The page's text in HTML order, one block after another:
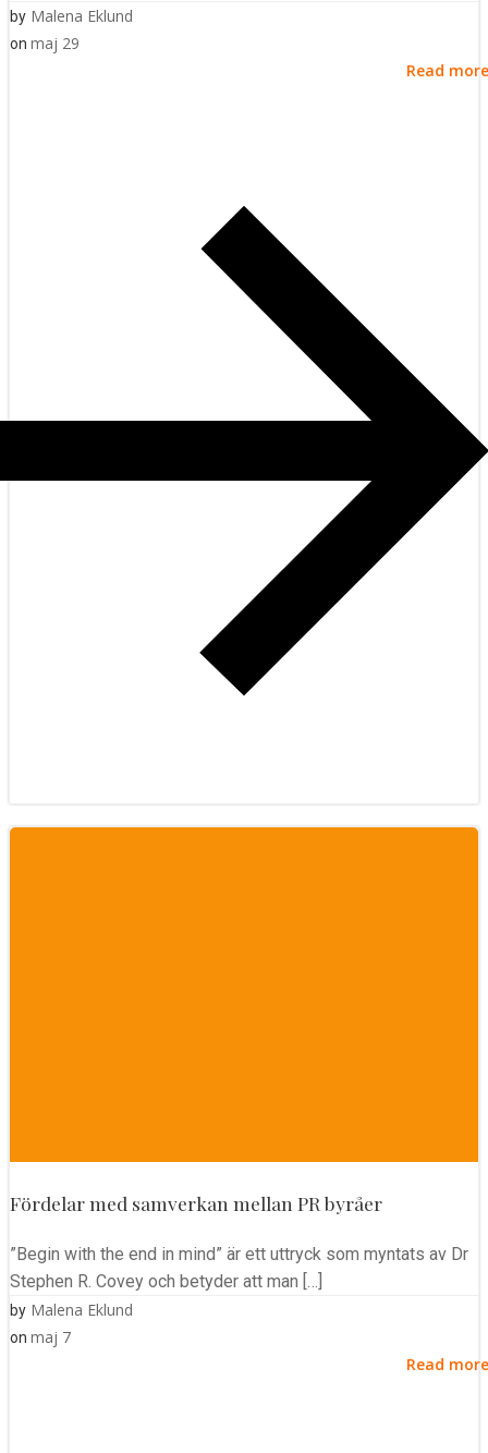
by Malena Eklund
on maj 29
Read more
Fördelar med samverkan mellan PR byråer
”Begin with the end in mind” är ett uttryck som myntats av Dr
Stephen R. Covey och betyder att man […]
by Malena Eklund
on maj 7
Read more